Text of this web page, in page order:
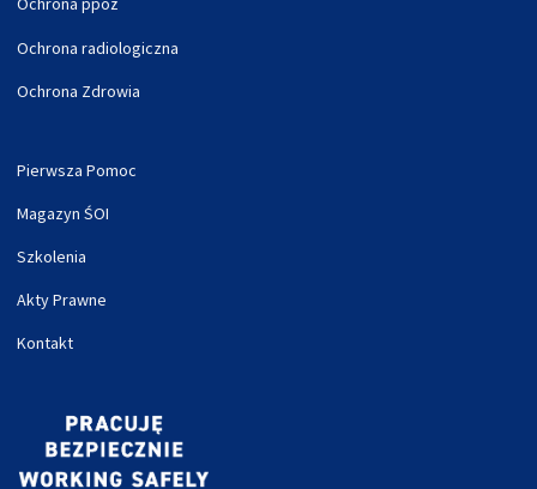
Ochrona radiologiczna
Ochrona Zdrowia
Pierwsza Pomoc
Magazyn ŚOI
Szkolenia
Akty Prawne
Kontakt